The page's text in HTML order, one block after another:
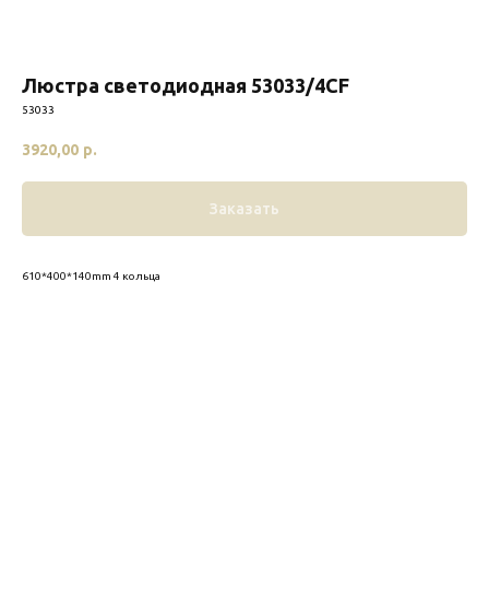
Люстра светодиодная 53033/4CF
53033
3920,00 р.
Заказать
610*400*140mm 4 кольца